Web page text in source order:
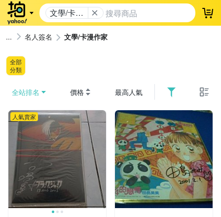
文學/卡漫
作家
登
名人簽名 文學/卡漫作家
全部
分類
全站排名 價格 最高人氣
人氣賣家